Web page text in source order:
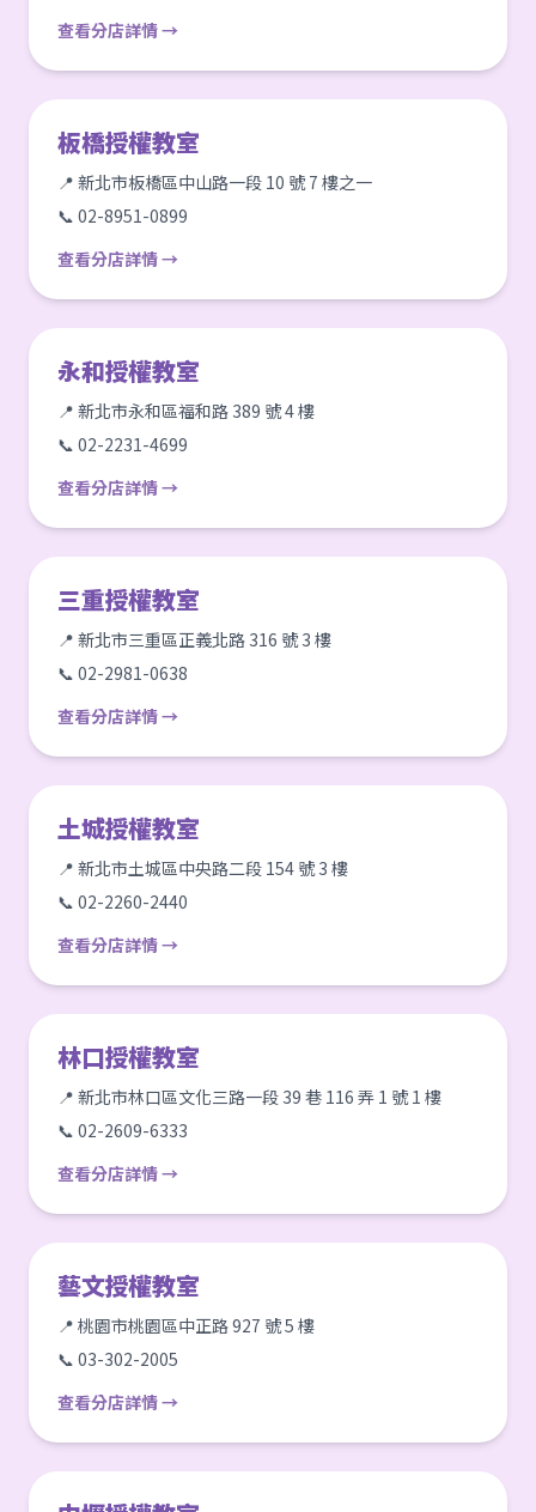
查看分店詳情 →
板橋授權教室
📍 新北市板橋區中山路一段 10 號 7 樓之一
📞 02-8951-0899
查看分店詳情 →
永和授權教室
📍 新北市永和區福和路 389 號 4 樓
📞 02-2231-4699
查看分店詳情 →
三重授權教室
📍 新北市三重區正義北路 316 號 3 樓
📞 02-2981-0638
查看分店詳情 →
土城授權教室
📍 新北市土城區中央路二段 154 號 3 樓
📞 02-2260-2440
查看分店詳情 →
林口授權教室
📍 新北市林口區文化三路一段 39 巷 116 弄 1 號 1 樓
📞 02-2609-6333
查看分店詳情 →
藝文授權教室
📍 桃園市桃園區中正路 927 號 5 樓
📞 03-302-2005
查看分店詳情 →